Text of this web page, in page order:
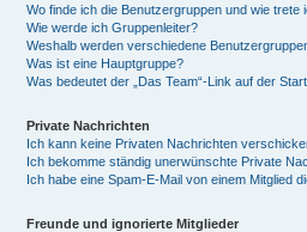
Wo finde ich die Benutzergruppen und wie trete
Wie werde ich Gruppenleiter?
Weshalb werden verschiedene
Was ist eine Hauptgruppe?
Was bedeutet der „Das Team“-Link auf der
Private Nachrichten
Ich kann keine Privaten Nachrichten
Ich bekomme ständig unerwünschte Private
Ich habe eine Spam-E-Mail von einem Mitglied
Freunde und ignorierte Mitglieder